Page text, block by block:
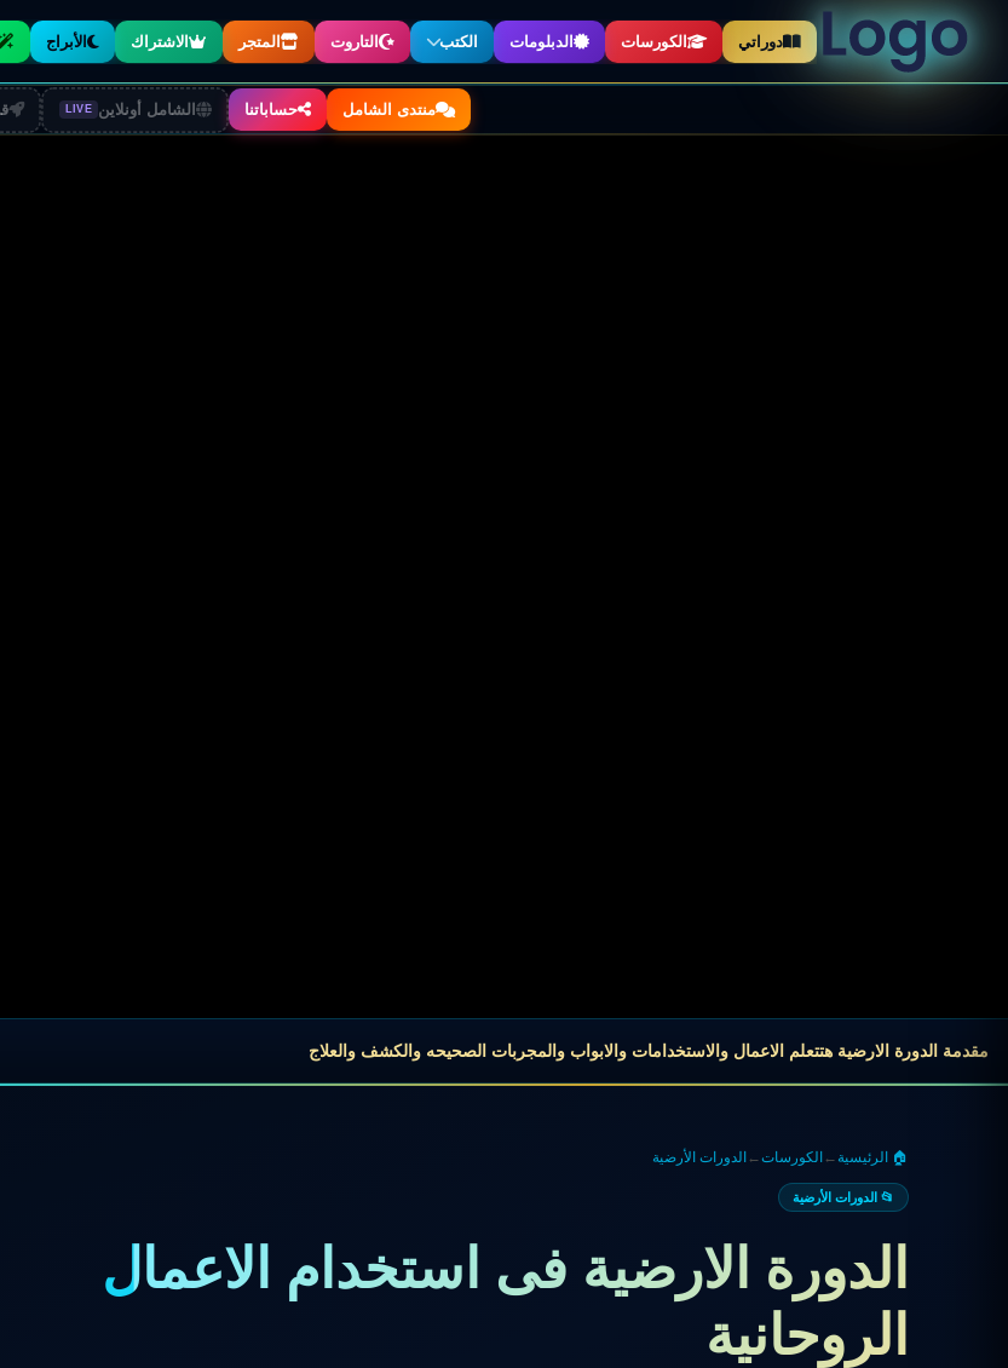
دوراتي الكورسات الدبلومات الكتب
الكتب والملحقات
تصفّح جميع الأقسام
التاروت المتجر الاشتراك الأبراج
منتدى الشامل حساباتنا الشامل أونلاين LIVE
مقدمة الدورة الارضية هتتعلم الاعمال والاستخدامات والابواب والمجربات الصحيحه والكشف والعلاج
🏠 الرئيسية ← الكورسات← الدورات الأرضية
📂 الدورات الأرضية
الدورة الارضية فى استخدام الاعمال
الروحانية